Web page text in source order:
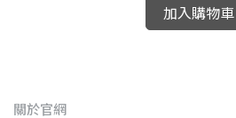
加入購物車
關於官網